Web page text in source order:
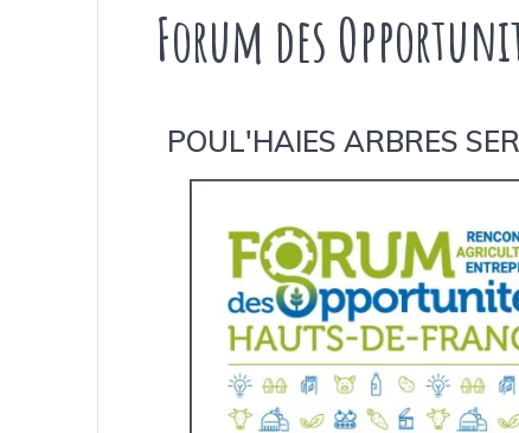
Forum des
POUL'HAIES ARBRES